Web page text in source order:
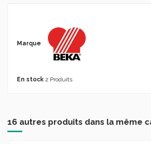
Marque
En stock 2 Produits
16 autres produits dans la même